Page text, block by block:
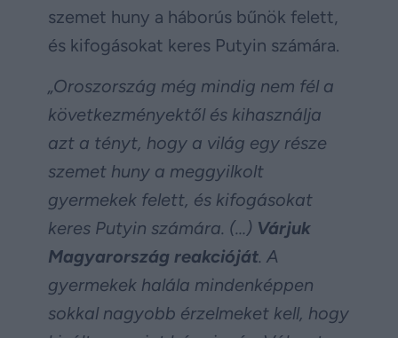
szemet huny a háborús bűnök felett,
és kifogásokat keres Putyin számára.
„Oroszország még mindig nem fél a
következményektől és kihasználja
azt a tényt, hogy a világ egy része
szemet huny a meggyilkolt
gyermekek felett, és kifogásokat
keres Putyin számára. (…) Várjuk
Magyarország reakcióját. A
gyermekek halála mindenképpen
sokkal nagyobb érzelmeket kell, hogy